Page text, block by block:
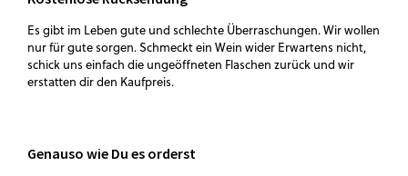
Es gibt im Leben gute und schlechte Überraschungen. Wir wollen
nur für gute sorgen. Schmeckt ein Wein wider Erwartens nicht,
schick uns einfach die ungeöffneten Flaschen zurück und wir
erstatten dir den Kaufpreis.
Genauso wie Du es orderst